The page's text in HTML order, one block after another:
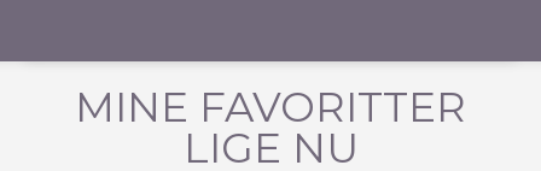
MINE FAVORITTER
LIGE NU